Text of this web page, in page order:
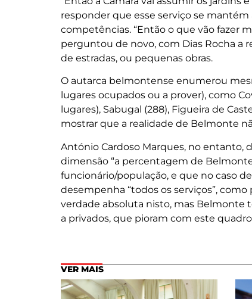
responder que esse serviço se mantém
competências. “Então o que vão fazer
perguntou de novo, com Dias Rocha a
de estradas, ou pequenas obras.
O autarca belmontense enumerou
lugares ocupados ou a prover), como
lugares), Sabugal (288), Figueira de
mostrar que a realidade de Belmonte
António Cardoso Marques, no entanto,
dimensão “a percentagem de
funcionário/população, e que no caso
desempenha “todos os serviços”,
verdade absoluta nisto, mas Belmonte
a privados, que pioram com este
VER MAIS